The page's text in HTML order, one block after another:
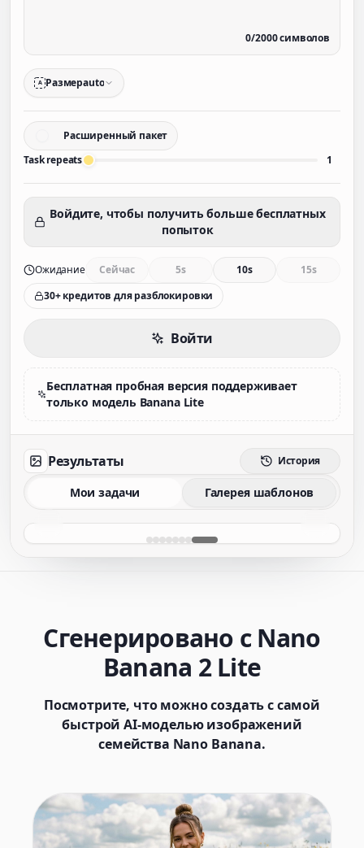
0/2000символов
A Размерauto
Расширенный пакет
Task repeats
1
Войдите, чтобы получить больше бесплатных
попыток
Ожидание Сейчас 5s 10s
15s
30+ кредитов для разблокировки
Войти
Бесплатная пробная версия поддерживает
только модель Banana Lite
Результаты История
Мои задачи Галерея шаблонов
Сгенерировано с Nano
Banana 2 Lite
Посмотрите, что можно создать с самой
быстрой AI-моделью изображений
семейства Nano Banana.